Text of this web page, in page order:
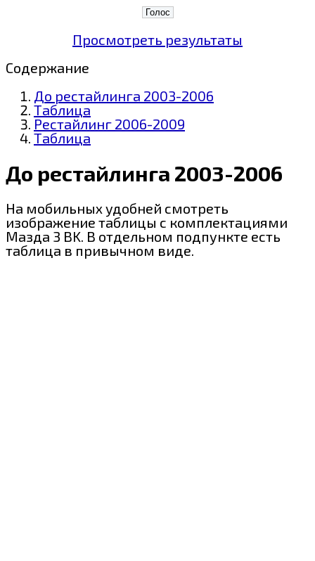
Просмотреть результаты
Содержание
До рестайлинга 2003-2006
Таблица
Рестайлинг 2006-2009
Таблица
До рестайлинга 2003-2006
На мобильных удобней смотреть
изображение таблицы с комплектациями
Мазда 3 BK. В отдельном подпункте есть
таблица в привычном виде.